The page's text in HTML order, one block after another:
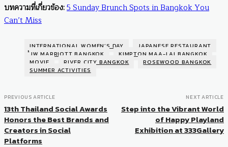
บทความที่เกี่ยวข้อง:5 Sunday Brunch Spots in Bangkok You
Can’t Miss
INTERNATIONAL WOMEN’S DAY
JAPANESE RESTAURANT
๋๋JW MARRIOTT BANGKOK
KIMPTON MAA-LAI BANGKOK
MOVIE
RIVER CITY BANGKOK
ROSEWOOD BANGKOK
SUMMER ACTIVITIES
PREVIOUS ARTICLE
13th Thailand Social Awards
Honors the Best Brands and
Creators in Social
Platforms
NEXT ARTICLE
Step into the Vibrant World
of Happy Playland
Exhibition at 333Gallery